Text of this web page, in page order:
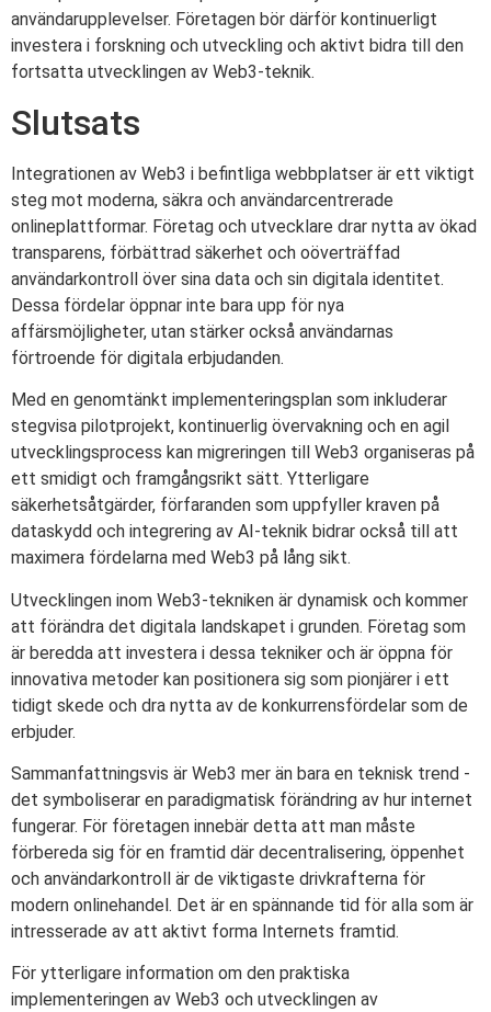
användarupplevelser. Företagen bör därför kontinuerligt
investera i forskning och utveckling och aktivt bidra till den
fortsatta utvecklingen av Web3-teknik.
Slutsats
Integrationen av Web3 i befintliga webbplatser är ett viktigt
steg mot moderna, säkra och användarcentrerade
onlineplattformar. Företag och utvecklare drar nytta av ökad
transparens, förbättrad säkerhet och oöverträffad
användarkontroll över sina data och sin digitala identitet.
Dessa fördelar öppnar inte bara upp för nya
affärsmöjligheter, utan stärker också användarnas
förtroende för digitala erbjudanden.
Med en genomtänkt implementeringsplan som inkluderar
stegvisa pilotprojekt, kontinuerlig övervakning och en agil
utvecklingsprocess kan migreringen till Web3 organiseras på
ett smidigt och framgångsrikt sätt. Ytterligare
säkerhetsåtgärder, förfaranden som uppfyller kraven på
dataskydd och integrering av AI-teknik bidrar också till att
maximera fördelarna med Web3 på lång sikt.
Utvecklingen inom Web3-tekniken är dynamisk och kommer
att förändra det digitala landskapet i grunden. Företag som
är beredda att investera i dessa tekniker och är öppna för
innovativa metoder kan positionera sig som pionjärer i ett
tidigt skede och dra nytta av de konkurrensfördelar som de
erbjuder.
Sammanfattningsvis är Web3 mer än bara en teknisk trend -
det symboliserar en paradigmatisk förändring av hur internet
fungerar. För företagen innebär detta att man måste
förbereda sig för en framtid där decentralisering, öppenhet
och användarkontroll är de viktigaste drivkrafterna för
modern onlinehandel. Det är en spännande tid för alla som är
intresserade av att aktivt forma Internets framtid.
För ytterligare information om den praktiska
implementeringen av Web3 och utvecklingen av